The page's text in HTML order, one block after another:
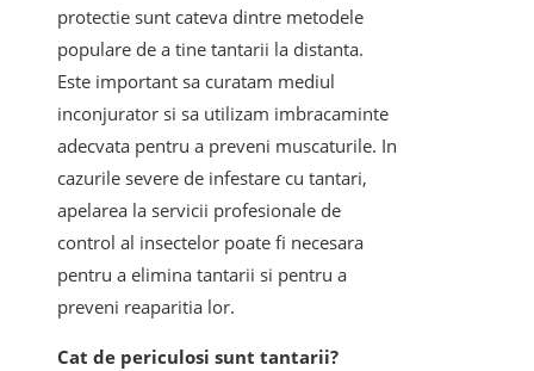
protectie sunt cateva dintre metodele
populare de a tine tantarii la distanta.
Este important sa curatam mediul
inconjurator si sa utilizam imbracaminte
adecvata pentru a preveni muscaturile. In
cazurile severe de infestare cu tantari,
apelarea la servicii profesionale de
control al insectelor poate fi necesara
pentru a elimina tantarii si pentru a
preveni reaparitia lor.
Cat de periculosi sunt tantarii?